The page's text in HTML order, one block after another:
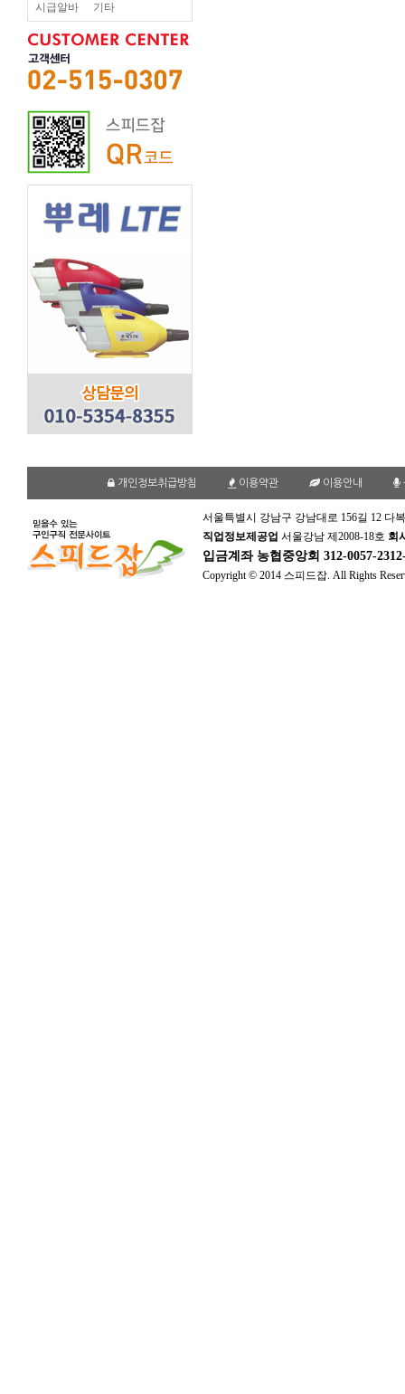
시급알바 기타
개인정보취급방침 이용약관 이용안내
서울특별시 강남구 강남대로 156길 12 다
직업정보제공업 서울강남 제2008-18호 회
입금계좌 농협중앙회 312-0057-
Copyright © 2014 스피드잡. All Rights